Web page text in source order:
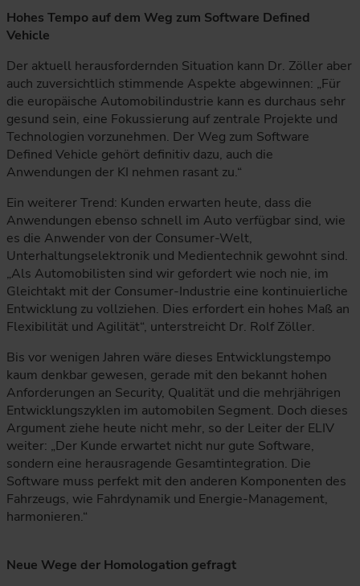
Hohes Tempo auf dem Weg zum Software Defined
Vehicle
Der aktuell herausfordernden Situation kann Dr. Zöller aber
auch zuversichtlich stimmende Aspekte abgewinnen: „Für
die europäische Automobilindustrie kann es durchaus sehr
gesund sein, eine Fokussierung auf zentrale Projekte und
Technologien vorzunehmen. Der Weg zum Software
Defined Vehicle gehört definitiv dazu, auch die
Anwendungen der KI nehmen rasant zu.“
Ein weiterer Trend: Kunden erwarten heute, dass die
Anwendungen ebenso schnell im Auto verfügbar sind, wie
es die Anwender von der Consumer-Welt,
Unterhaltungselektronik und Medientechnik gewohnt sind.
„Als Automobilisten sind wir gefordert wie noch nie, im
Gleichtakt mit der Consumer-Industrie eine kontinuierliche
Entwicklung zu vollziehen. Dies erfordert ein hohes Maß an
Flexibilität und Agilität“, unterstreicht Dr. Rolf Zöller.
Bis vor wenigen Jahren wäre dieses Entwicklungstempo
kaum denkbar gewesen, gerade mit den bekannt hohen
Anforderungen an Security, Qualität und die mehrjährigen
Entwicklungszyklen im automobilen Segment. Doch dieses
Argument ziehe heute nicht mehr, so der Leiter der ELIV
weiter: „Der Kunde erwartet nicht nur gute Software,
sondern eine herausragende Gesamtintegration. Die
Software muss perfekt mit den anderen Komponenten des
Fahrzeugs, wie Fahrdynamik und Energie-Management,
harmonieren.“
Neue Wege der Homologation gefragt